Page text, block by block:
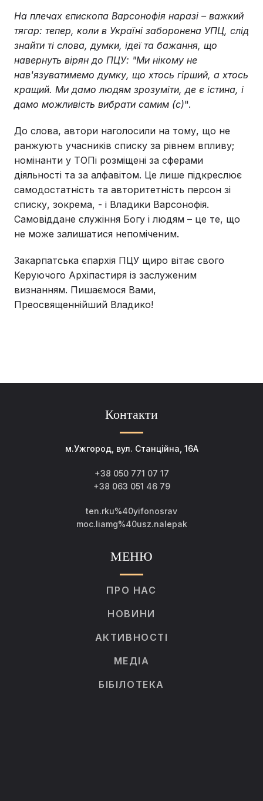
На плечах єпископа Варсонофія наразі – важкий
тягар: тепер, коли в Україні заборонена УПЦ, слід
знайти ті слова, думки, ідеї та бажання, що
навернуть вірян до ПЦУ: "Ми нікому не
нав'язуватимемо думку, що хтось гірший, а хтось
кращий. Ми дамо людям зрозуміти, де є істина, і
дамо можливість вибрати самим (с)".
До слова, автори наголосили на тому, що не
ранжують учасників списку за рівнем впливу;
номінанти у ТОПі розміщені за сферами
діяльності та за алфавітом. Це лише підкреслює
самодостатність та авторитетність персон зі
списку, зокрема, - і Владики Варсонофія.
Самовіддане служіння Богу і людям – це те, що
не може залишатися непоміченим.
Закарпатська єпархія ПЦУ щиро вітає свого
Керуючого Архіпастиря із заслуженим
визнанням. Пишаємося Вами,
Преосвященнійший Владико!
Контакти
м.Ужгород, вул. Станційна, 16А
+38 050 771 07 17
+38 063 051 46 79
ten.rku%40yifonosrav
moc.liamg%40usz.nalepak
МЕНЮ
ПРО НАС
НОВИНИ
АКТИВНОСТІ
МЕДІА
БІБІЛОТЕКА